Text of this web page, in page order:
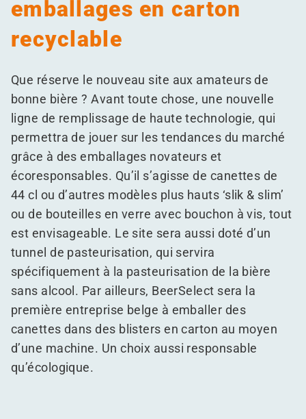
emballages en carton
recyclable
Que réserve le nouveau site aux amateurs de
bonne bière ? Avant toute chose, une nouvelle
ligne de remplissage de haute technologie, qui
permettra de jouer sur les tendances du marché
grâce à des emballages novateurs et
écoresponsables. Qu’il s’agisse de canettes de
44 cl ou d’autres modèles plus hauts ‘slik & slim’
ou de bouteilles en verre avec bouchon à vis, tout
est envisageable. Le site sera aussi doté d’un
tunnel de pasteurisation, qui servira
spécifiquement à la pasteurisation de la bière
sans alcool. Par ailleurs, BeerSelect sera la
première entreprise belge à emballer des
canettes dans des blisters en carton au moyen
d’une machine. Un choix aussi responsable
qu’écologique.